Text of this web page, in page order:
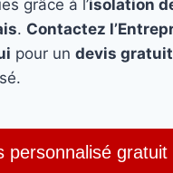
grâce à l’isolation
. Contactez
pour un devis gratuit
personnalisé gratuit